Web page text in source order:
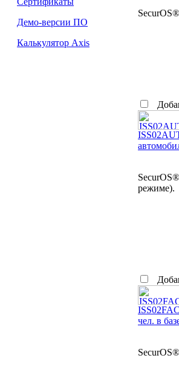
Демо-версии ПО
Калькулятор Axis
режиме).
чел. в